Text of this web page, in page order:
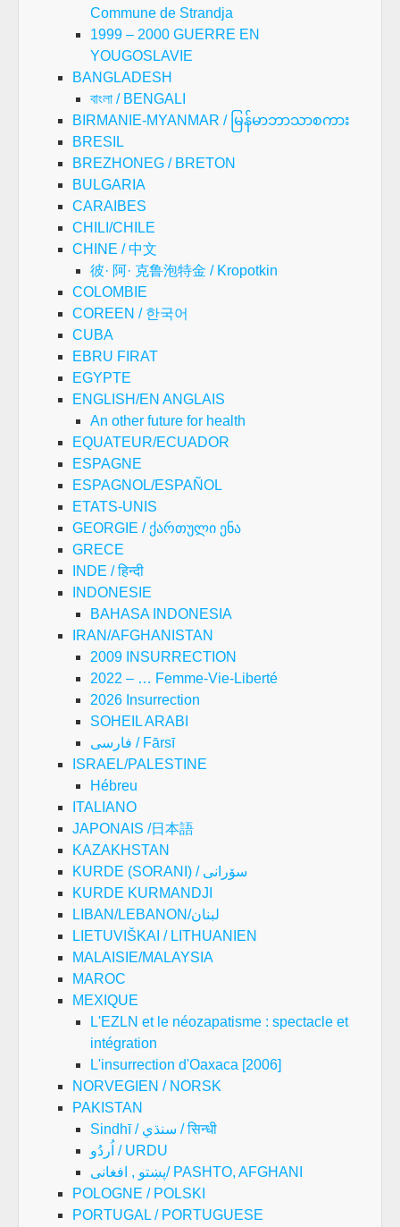
Commune de Strandja
1999 – 2000 GUERRE EN
YOUGOSLAVIE
BANGLADESH
বাংলা / BENGALI
BIRMANIE-MYANMAR / မြန်မာဘာသာစကား
BRESIL
BREZHONEG / BRETON
BULGARIA
CARAIBES
CHILI/CHILE
CHINE / 中文
彼· 阿· 克鲁泡特金 / Kropotkin
COLOMBIE
COREEN / 한국어
CUBA
EBRU FIRAT
EGYPTE
ENGLISH/EN ANGLAIS
An other future for health
EQUATEUR/ECUADOR
ESPAGNE
ESPAGNOL/ESPAÑOL
ETATS-UNIS
GEORGIE / ქართული ენა
GRECE
INDE / हिन्दी
INDONESIE
BAHASA INDONESIA
IRAN/AFGHANISTAN
2009 INSURRECTION
2022 – … Femme-Vie-Liberté
2026 Insurrection
SOHEIL ARABI
فارسی / Fārsī
ISRAEL/PALESTINE
Hébreu
ITALIANO
JAPONAIS /日本語
KAZAKHSTAN
KURDE (SORANI) / سۆرانی
KURDE KURMANDJI
LIBAN/LEBANON/لبنان
LIETUVIŠKAI / LITHUANIEN
MALAISIE/MALAYSIA
MAROC
MEXIQUE
L'EZLN et le néozapatisme : spectacle et
intégration
L'insurrection d'Oaxaca [2006]
NORVEGIEN / NORSK
PAKISTAN
Sindhī / سنڌي / सिन्धी
اُردُو / URDU
پښتو , افغانی/ PASHTO, AFGHANI
POLOGNE / POLSKI
PORTUGAL / PORTUGUESE